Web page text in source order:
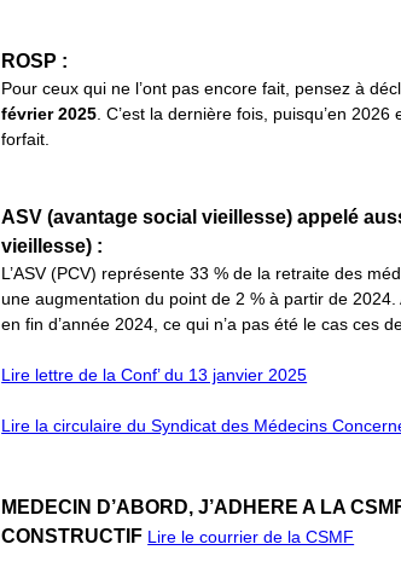
ROSP :
Pour ceux qui ne l’ont pas encore fait, pensez à
février 2025 . C’est la dernière fois, puisqu’en
forfait.
ASV (avantage social vieillesse) appelé
vieillesse) :
L’ASV (PCV) représente 33 % de la retraite des
une augmentation du point de 2 % à partir de
en fin d’année 2024, ce qui n’a pas été le cas ces
Lire lettre de la Conf’ du 13 janvier 2025
Lire la circulaire du Syndicat des Médecins
MEDECIN D’ABORD, J’ADHERE A LA
CONSTRUCTIF Lire le courrier de la CSMF